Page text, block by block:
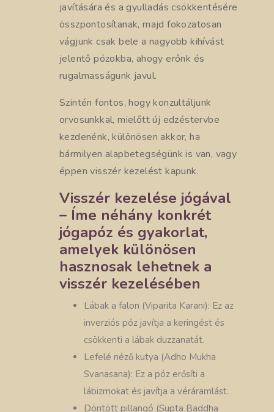
javítására és a gyulladás csökkentésére
összpontosítanak, majd fokozatosan
vágjunk csak bele a nagyobb kihívást
jelentő pózokba, ahogy erőnk és
rugalmasságunk javul.
Szintén fontos, hogy konzultáljunk
orvosunkkal, mielőtt új edzéstervbe
kezdenénk, különösen akkor, ha
bármilyen alapbetegségünk is van, vagy
éppen visszér kezelést kapunk.
Visszér kezelése jógával
– Íme néhány konkrét
jógapóz és gyakorlat,
amelyek különösen
hasznosak lehetnek a
visszér kezelésében
Lábak a falon (Viparita Karani): Ez az
inverziós póz javítja a keringést és
csökkenti a lábak duzzanatát.
Lefelé néző kutya (Adho Mukha
Svanasana): Ez a póz erősíti a
lábizmokat és javítja a véráramlást.
Döntött pillangó (Supta Baddha